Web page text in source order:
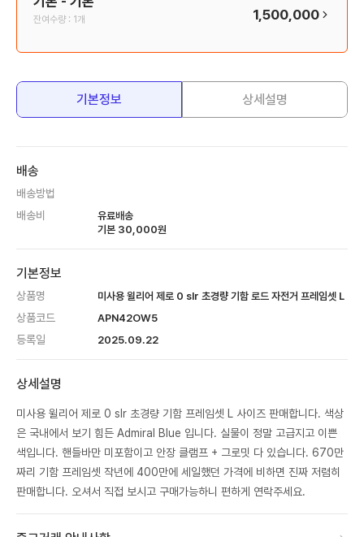
잔여수량 : 1개 1,500,000
기본정보 상세설명
배송
배송방법
배송비
유료배송
기본 30,000원
기본정보
상품명 미사용 윌리어 제로 0 slr 초경량 기함 로드 자전거 프레임셋 L
상품코드 APN42OW5
등록일 2025.09.22
상세설명
미사용 윌리어 제로 0 slr 초경량 기함 프레임셋 L 사이즈 판매합니다. 색상
은 국내에서 보기 힘든 Admiral Blue 입니다. 실물이 정말 고급지고 이쁜
색입니다. 핸들바만 미포함이고 안장 클램프 + 그로밋 다 있습니다. 670만
짜리 기함 프레임셋 작년에 400만에 세일했던 가격에 비하면 진짜 저렴히
판매합니다. 오셔서 직접 보시고 구매가능하니 편하게 연락주세요.